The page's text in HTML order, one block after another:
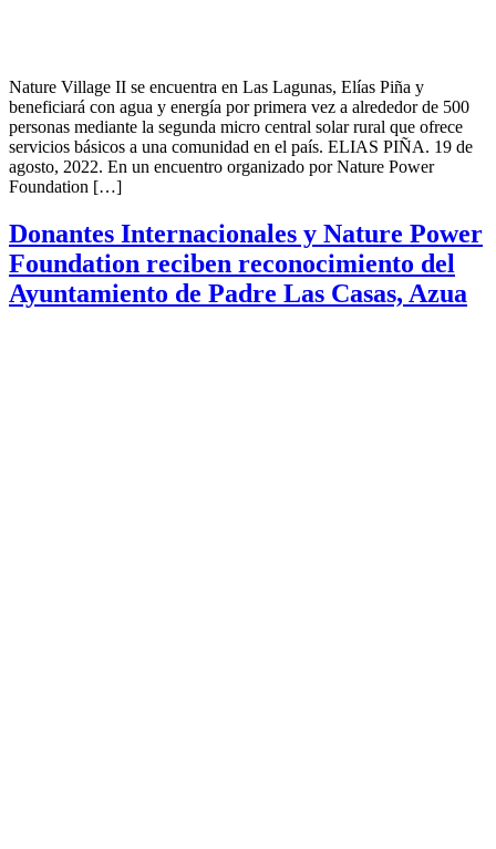
Nature Village II se encuentra en Las Lagunas, Elías Piña y
beneficiará con agua y energía por primera vez a alrededor de 500
personas mediante la segunda micro central solar rural que ofrece
servicios básicos a una comunidad en el país. ELIAS PIÑA. 19 de
agosto, 2022. En un encuentro organizado por Nature Power
Foundation […]
Donantes Internacionales y Nature Power
Foundation reciben reconocimiento del
Ayuntamiento de Padre Las Casas, Azua